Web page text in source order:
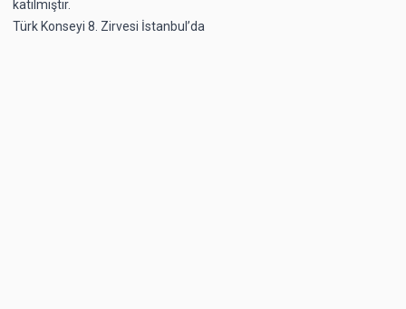
katılmıştır.
Türk Konseyi 8. Zirvesi İstanbul’da